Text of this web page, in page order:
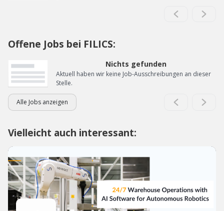
Offene Jobs bei FILICS:
Nichts gefunden
Aktuell haben wir keine Job-Ausschreibungen an dieser
Stelle.
Alle Jobs anzeigen
Vielleicht auch interessant: